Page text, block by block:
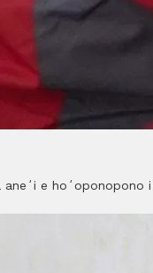
aneʻi e hoʻoponopono i